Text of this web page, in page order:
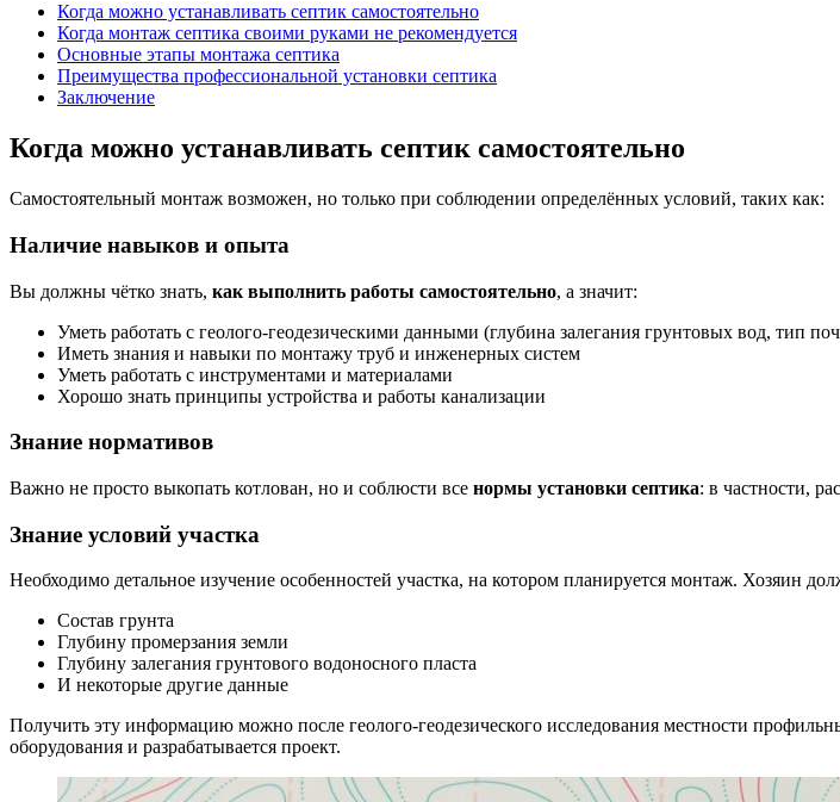
Когда можно устанавливать септик самостоятельно
Когда монтаж септика своими руками не рекомендуется
Основные этапы монтажа септика
Преимущества профессиональной установки септика
Заключение
Когда можно устанавливать септик самостоятельно
Самостоятельный монтаж возможен, но только при соблюдении определённых условий, таких как:
Наличие навыков и опыта
Вы должны чётко знать, как выполнить работы самостоятельно, а значит:
Уметь работать с геолого-геодезическими данными (глубина залегания грунтовых вод, тип
Иметь знания и навыки по монтажу труб и инженерных систем
Уметь работать с инструментами и материалами
Хорошо знать принципы устройства и работы канализации
Знание нормативов
Важно не просто выкопать котлован, но и соблюсти все нормы установки септика: в частности,
Знание условий участка
Необходимо детальное изучение особенностей участка, на котором планируется монтаж. Хозяин
Состав грунта
Глубину промерзания земли
Глубину залегания грунтового водоносного пласта
И некоторые другие данные
Получить эту информацию можно после геолого-геодезического исследования местности
оборудования и разрабатывается проект.